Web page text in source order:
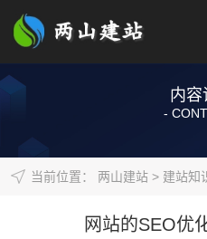
内容
-
当前位置： 两山建站> 建站知
网站的SEO优